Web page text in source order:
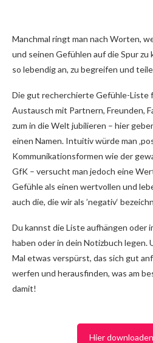
Manchmal ringt man nach Worten,
und seinen Gefühlen auf die Spur zu
so lebendig an, zu begreifen und
Die gut recherchierte Gefühle-Liste
Austausch mit Partnern, Freunden,
zum in die Welt jubilieren – hier
einen Namen. Intuitiv würde man
Kommunikationsformen wie der
GfK – versucht man jedoch eine
Gefühle als einen wertvollen und
auch die, die wir als ’negativ‘
Du kannst die Liste aufhängen oder
haben oder in dein Notizbuch legen.
Mal etwas verspürst, das sich gut
werfen und herausfinden, was am
damit!
Hier